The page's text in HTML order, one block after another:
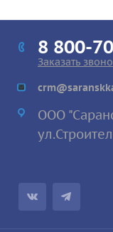
8 800-
Заказать
ООО
ул.Строител